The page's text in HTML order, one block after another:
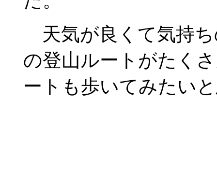
天気が良くて気持
の登山ルートがたく
ートも歩いてみたい